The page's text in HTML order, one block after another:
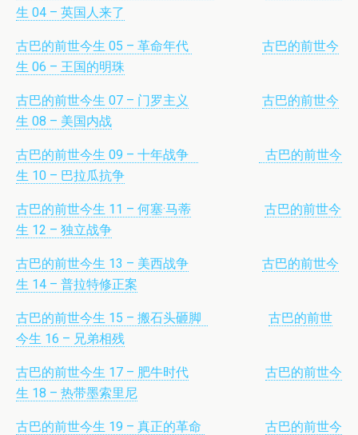
生 04 – 英国人来了
古巴的前世今生 05 – 革命年代
古巴的前世今
生 06 – 王国的明珠
古巴的前世今生 07 – 门罗主义
古巴的前世今
生 08 – 美国内战
古巴的前世今生 09 – 十年战争
古巴的前世今
生 10 – 巴拉瓜抗争
古巴的前世今生 11 – 何塞·马蒂
古巴的前世今
生 12 – 独立战争
古巴的前世今生 13 – 美西战争
古巴的前世今
生 14 – 普拉特修正案
古巴的前世今生 15 – 搬石头砸脚
古巴的前世
今生 16 – 兄弟相残
古巴的前世今生 17 – 肥牛时代
古巴的前世今
生 18 – 热带墨索里尼
古巴的前世今生 19 – 真正的革命
古巴的前世今